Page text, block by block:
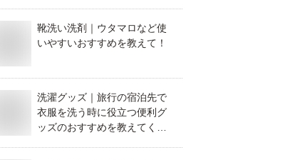
靴洗い洗剤｜ウタマロなど使
いやすいおすすめを教えて！
洗濯グッズ｜旅行の宿泊先で
衣服を洗う時に役立つ便利グ
ッズのおすすめを教えてくだ